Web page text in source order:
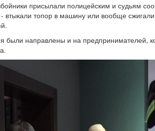
присылали полицейским и судьям
втыкали топор в машину или вообще сжигали
были направлены и на предпринимателей,